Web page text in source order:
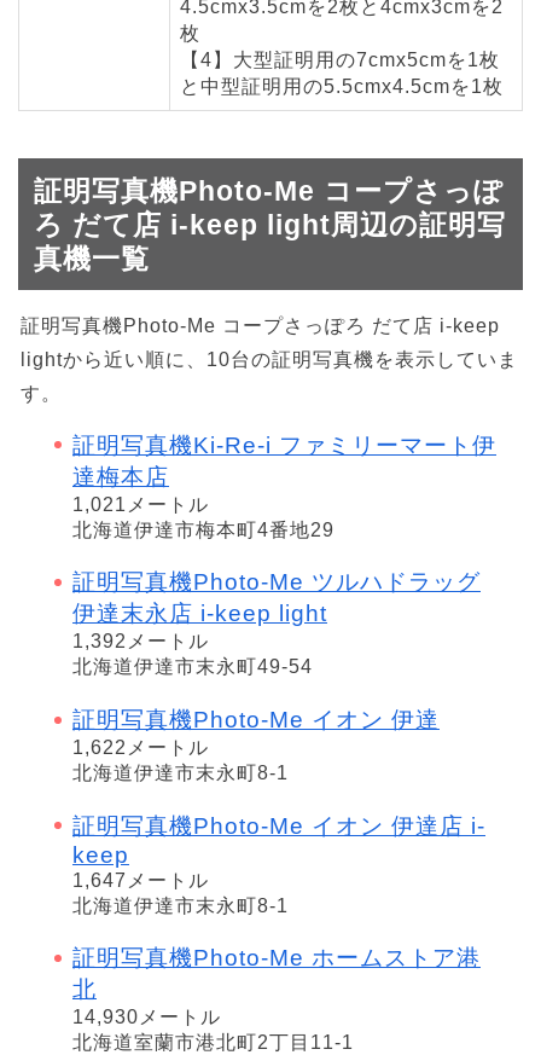
4.5cmx3.5cmを2枚と4cmx3cmを2
枚
【4】大型証明用の7cmx5cmを1枚
と中型証明用の5.5cmx4.5cmを1枚
証明写真機Photo-Me コープさっぽ
ろ だて店 i-keep light周辺の証明写
真機一覧
証明写真機Photo-Me コープさっぽろ だて店 i-keep
lightから近い順に、10台の証明写真機を表示していま
す。
証明写真機Ki-Re-i ファミリーマート伊
達梅本店
1,021メートル
北海道伊達市梅本町4番地29
証明写真機Photo-Me ツルハドラッグ
伊達末永店 i-keep light
1,392メートル
北海道伊達市末永町49-54
証明写真機Photo-Me イオン 伊達
1,622メートル
北海道伊達市末永町8-1
証明写真機Photo-Me イオン 伊達店 i-
keep
1,647メートル
北海道伊達市末永町8-1
証明写真機Photo-Me ホームストア港
北
14,930メートル
北海道室蘭市港北町2丁目11-1